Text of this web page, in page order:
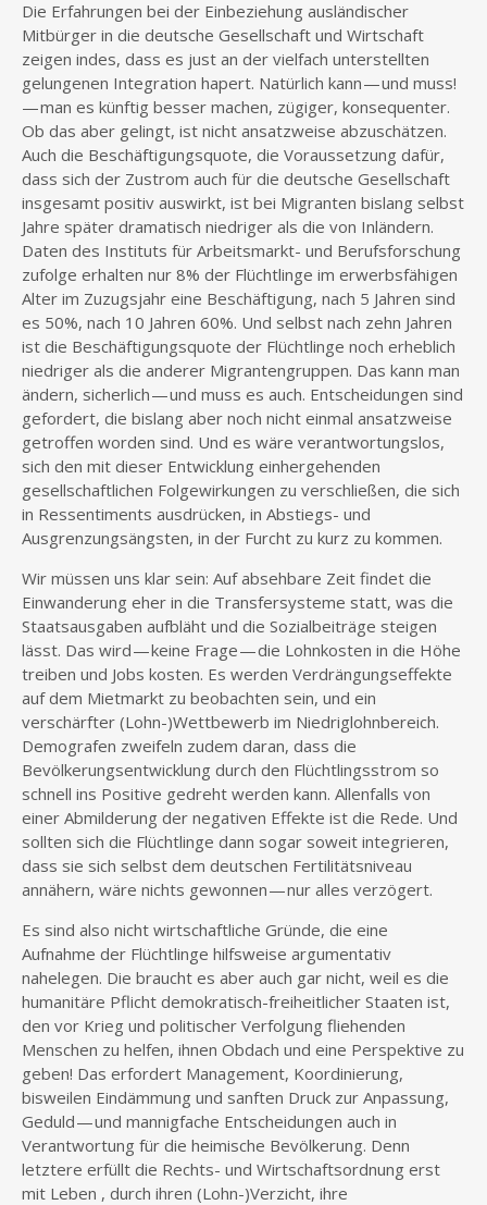
Die Erfahrungen bei der Einbeziehung ausländischer
Mitbürger in die deutsche Gesellschaft und Wirtschaft
zeigen indes, dass es just an der vielfach unterstellten
gelungenen Integration hapert. Natürlich kann — und muss!
— man es künftig besser machen, zügiger, konsequenter.
Ob das aber gelingt, ist nicht ansatzweise abzuschätzen.
Auch die Beschäftigungsquote, die Voraussetzung dafür,
dass sich der Zustrom auch für die deutsche Gesellschaft
insgesamt positiv auswirkt, ist bei Migranten bislang selbst
Jahre später dramatisch niedriger als die von Inländern.
Daten des Instituts für Arbeitsmarkt- und Berufsforschung
zufolge erhalten nur 8% der Flüchtlinge im erwerbsfähigen
Alter im Zuzugsjahr eine Beschäftigung, nach 5 Jahren sind
es 50%, nach 10 Jahren 60%. Und selbst nach zehn Jahren
ist die Beschäftigungsquote der Flüchtlinge noch erheblich
niedriger als die anderer Migrantengruppen. Das kann man
ändern, sicherlich — und muss es auch. Entscheidungen sind
gefordert, die bislang aber noch nicht einmal ansatzweise
getroffen worden sind. Und es wäre verantwortungslos,
sich den mit dieser Entwicklung einhergehenden
gesellschaftlichen Folgewirkungen zu verschließen, die sich
in Ressentiments ausdrücken, in Abstiegs- und
Ausgrenzungsängsten, in der Furcht zu kurz zu kommen.
Wir müssen uns klar sein: Auf absehbare Zeit findet die
Einwanderung eher in die Transfersysteme statt, was die
Staatsausgaben aufbläht und die Sozialbeiträge steigen
lässt. Das wird — keine Frage — die Lohnkosten in die Höhe
treiben und Jobs kosten. Es werden Verdrängungseffekte
auf dem Mietmarkt zu beobachten sein, und ein
verschärfter (Lohn-)Wettbewerb im Niedriglohnbereich.
Demografen zweifeln zudem daran, dass die
Bevölkerungsentwicklung durch den Flüchtlingsstrom so
schnell ins Positive gedreht werden kann. Allenfalls von
einer Abmilderung der negativen Effekte ist die Rede. Und
sollten sich die Flüchtlinge dann sogar soweit integrieren,
dass sie sich selbst dem deutschen Fertilitätsniveau
annähern, wäre nichts gewonnen — nur alles verzögert.
Es sind also nicht wirtschaftliche Gründe, die eine
Aufnahme der Flüchtlinge hilfsweise argumentativ
nahelegen. Die braucht es aber auch gar nicht, weil es die
humanitäre Pflicht demokratisch-freiheitlicher Staaten ist,
den vor Krieg und politischer Verfolgung fliehenden
Menschen zu helfen, ihnen Obdach und eine Perspektive zu
geben! Das erfordert Management, Koordinierung,
bisweilen Eindämmung und sanften Druck zur Anpassung,
Geduld — und mannigfache Entscheidungen auch in
Verantwortung für die heimische Bevölkerung. Denn
letztere erfüllt die Rechts- und Wirtschaftsordnung erst
mit Leben , durch ihren (Lohn-)Verzicht, ihre